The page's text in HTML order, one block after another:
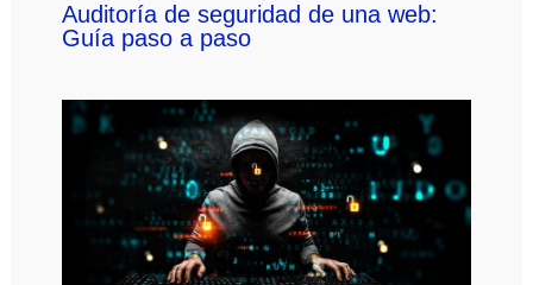
Auditoría de seguridad de una web:
Guía paso a paso